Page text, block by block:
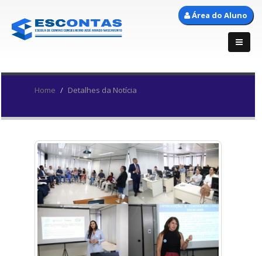
Área do Aluno
Home Detalhes da Notícia